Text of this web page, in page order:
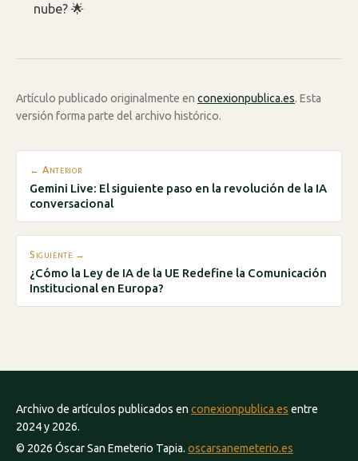
nube? 🌟
Artículo publicado originalmente en conexionpublica.es. Esta
versión forma parte del archivo histórico.
← Anterior
Gemini Live: El siguiente paso en la revolución de la IA
conversacional
Siguiente →
¿Cómo la Ley de IA de la UE Redefine la Comunicación
Institucional en Europa?
Archivo de artículos publicados en conexionpublica.es entre
2024 y 2026.
© 2026 Óscar San Emeterio Tapia. oscarsanemeterio.es